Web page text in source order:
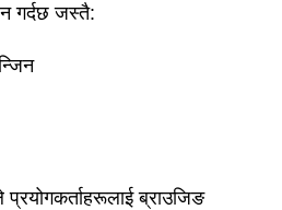
गर्दछ जस्तै:
ब्राउजिङ